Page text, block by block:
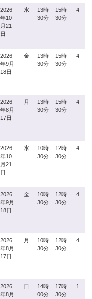
2026
年10
月21
日
水
13時
30分
15時
30分
4
2026
年9月
18日
金
13時
30分
15時
30分
4
2026
年8月
17日
月
13時
30分
15時
30分
4
2026
年10
月21
日
水
10時
30分
12時
30分
4
2026
年9月
18日
金
10時
30分
12時
30分
4
2026
年8月
17日
月
10時
30分
12時
30分
4
2026
年8月
日
14時
00分
17時
30分
1